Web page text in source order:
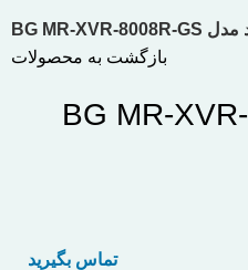
بازگشت به محصولات
دستگاه ذخیره ساز XVR بادیگارد مدل BG MR-XVR-
تماس بگیرید